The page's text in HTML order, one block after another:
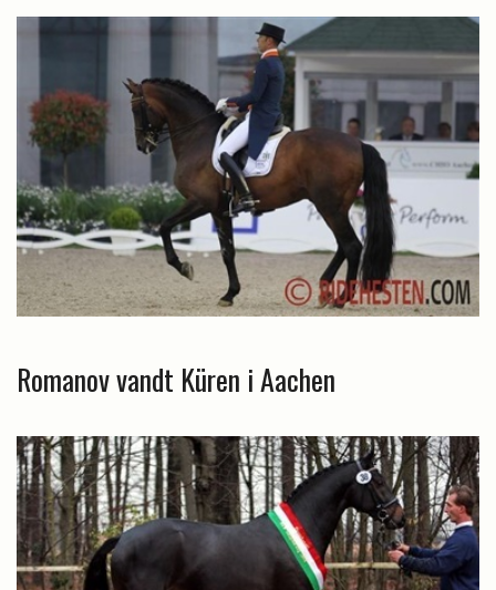
Romanov vandt Küren i Aachen